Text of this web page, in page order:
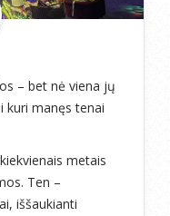
– bet nė viena jų
kuri manęs tenai
metais
Ten –
iššaukianti